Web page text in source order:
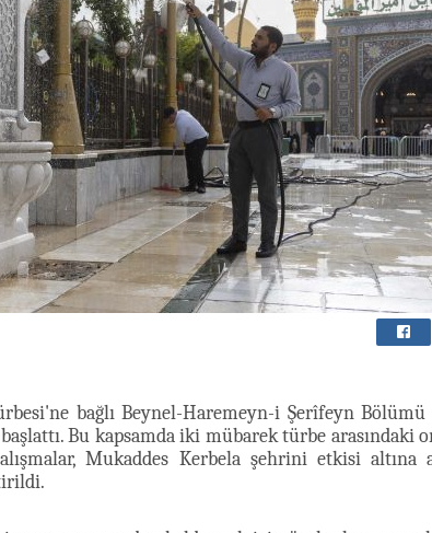
bağlı Beynel-Haremeyn-i Şerîfeyn
Bu kapsamda iki mübarek türbe arasındaki
Mukaddes Kerbela şehrini etkisi altına